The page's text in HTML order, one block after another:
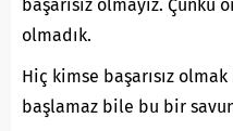
başarısız olmayız. Çünkü
olmadık.
Hiç kimse başarısız
başlamaz bile bu bir